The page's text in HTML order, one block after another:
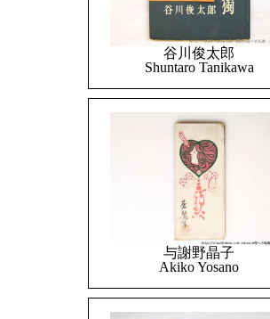
谷川俊太郎
Shuntaro Tanikawa
与謝野晶子
Akiko Yosano